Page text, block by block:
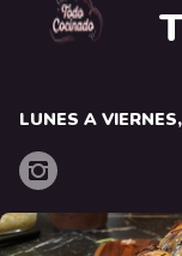
LUNES A